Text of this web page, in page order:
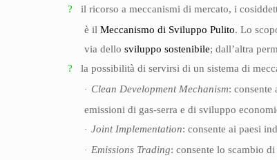
?
il ricorso a meccanismi di mercato, i
è ilMeccanismo di Sviluppo Pulito. Lo
via dellosviluppo sostenibile; dall’altra
?
la possibilità di servirsi di un sistema di
· Clean Development Mechanism:
emissioni di gas-serra e di sviluppo
· Joint Implementation: consente ai paesi
· Emissions Trading: consente lo scambio